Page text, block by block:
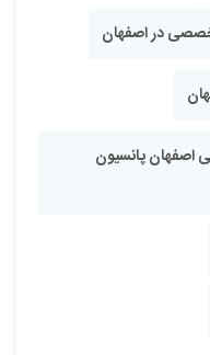
در اصفهان
اصفهان پانسیون